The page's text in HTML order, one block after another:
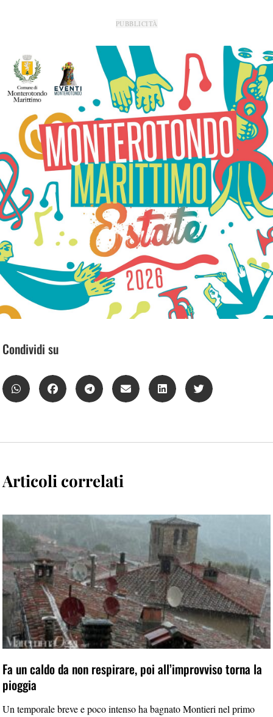
PUBBLICITÀ
Condividi su
Articoli correlati
Fa un caldo da non respirare, poi all’improvviso torna la
pioggia
Un temporale breve e poco intenso ha bagnato Montieri nel primo